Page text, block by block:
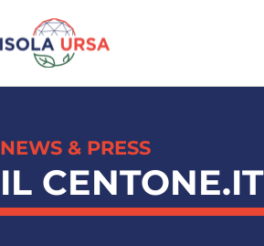
NEWS & PRESS
IL CENTONE.IT